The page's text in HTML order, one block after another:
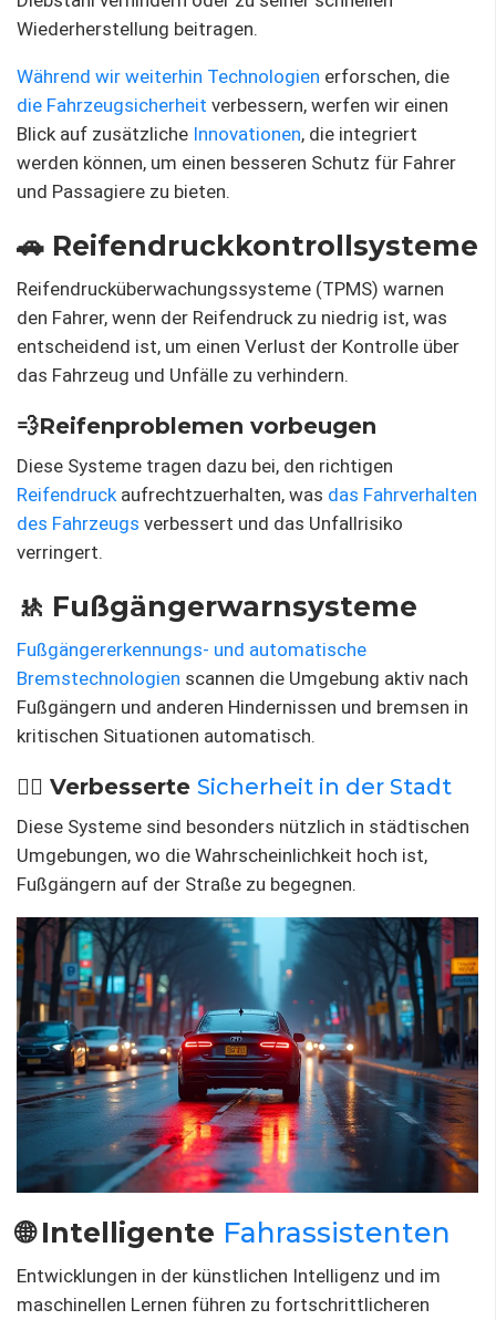
Wiederherstellung beitragen.
Während wir weiterhin Technologien erforschen, die
die Fahrzeugsicherheit verbessern, werfen wir einen
Blick auf zusätzliche Innovationen, die integriert
werden können, um einen besseren Schutz für Fahrer
und Passagiere zu bieten.
🚗 Reifendruckkontrollsysteme
Reifendrucküberwachungssysteme (TPMS) warnen
den Fahrer, wenn der Reifendruck zu niedrig ist, was
entscheidend ist, um einen Verlust der Kontrolle über
das Fahrzeug und Unfälle zu verhindern.
💨Reifenproblemen vorbeugen
Diese Systeme tragen dazu bei, den richtigen
Reifendruckaufrechtzuerhalten, was das Fahrverhalten
des Fahrzeugs verbessert und das Unfallrisiko
verringert.
🚸 Fußgängerwarnsysteme
Fußgängererkennungs- und automatische
Bremstechnologien scannen die Umgebung aktiv nach
Fußgängern und anderen Hindernissen und bremsen in
kritischen Situationen automatisch.
🚶‍♂️ Verbesserte Sicherheit in der Stadt
Diese Systeme sind besonders nützlich in städtischen
Umgebungen, wo die Wahrscheinlichkeit hoch ist,
Fußgängern auf der Straße zu begegnen.
🌐 Intelligente Fahrassistenten
Entwicklungen in der künstlichen Intelligenz und im
maschinellen Lernen führen zu fortschrittlicheren